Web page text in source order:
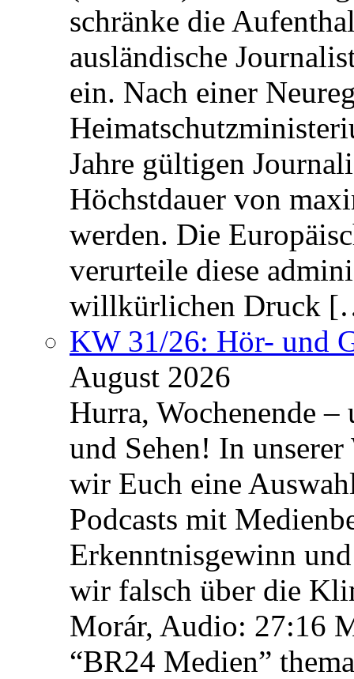
schränke die
ausländische
ein. Nach einer
Jahre gültigen
Höchstdauer von
werden. Die
verurteile diese
willkürlichen Druck
KW 31/26: Hör- und
August 2026
Hurra, Wochenende
und Sehen! In unserer
wir Euch eine
Podcasts mit
Erkenntnisgewinn
wir falsch über die
Morár, Audio: 27:16
“BR24 Medien”